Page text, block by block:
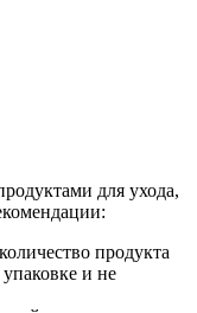
для ухода,
продукта
и не